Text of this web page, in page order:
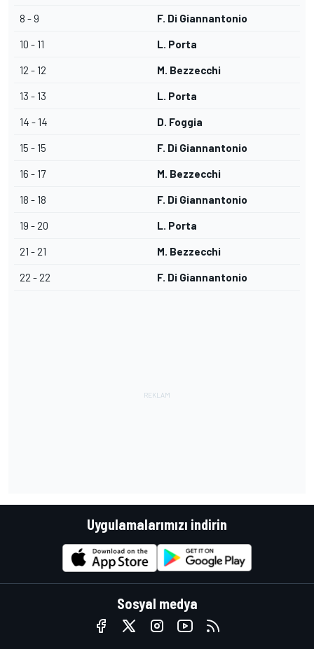
8 - 9 F. Di Giannantonio
10 - 11 L. Porta
12 - 12 M. Bezzecchi
13 - 13 L. Porta
14 - 14 D. Foggia
15 - 15 F. Di Giannantonio
16 - 17 M. Bezzecchi
18 - 18 F. Di Giannantonio
19 - 20 L. Porta
21 - 21 M. Bezzecchi
22 - 22 F. Di Giannantonio
Uygulamalarımızı indirin
Sosyal medya